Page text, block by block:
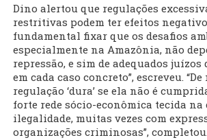
Dino alertou que regulações
restritivas podem ter efeitos
fundamental fixar que os desafios
especialmente na Amazônia, não
repressão, e sim de adequados juízos
em cada caso concreto”, escreveu.
regulação ‘dura’ se ela não é
forte rede sócio-econômica tecida na
ilegalidade, muitas vezes com
organizações criminosas”,